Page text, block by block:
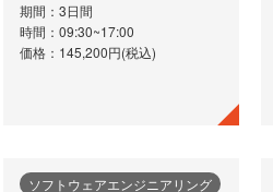
期間：3日間
時間：09:30~17:00
価格：145,200円(税込)
ソフトウェアエンジニアリング